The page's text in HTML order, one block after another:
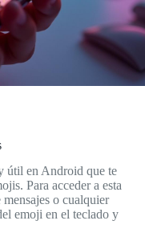
útil en Android que te
Para acceder a esta
o cualquier
emoji en el teclado y